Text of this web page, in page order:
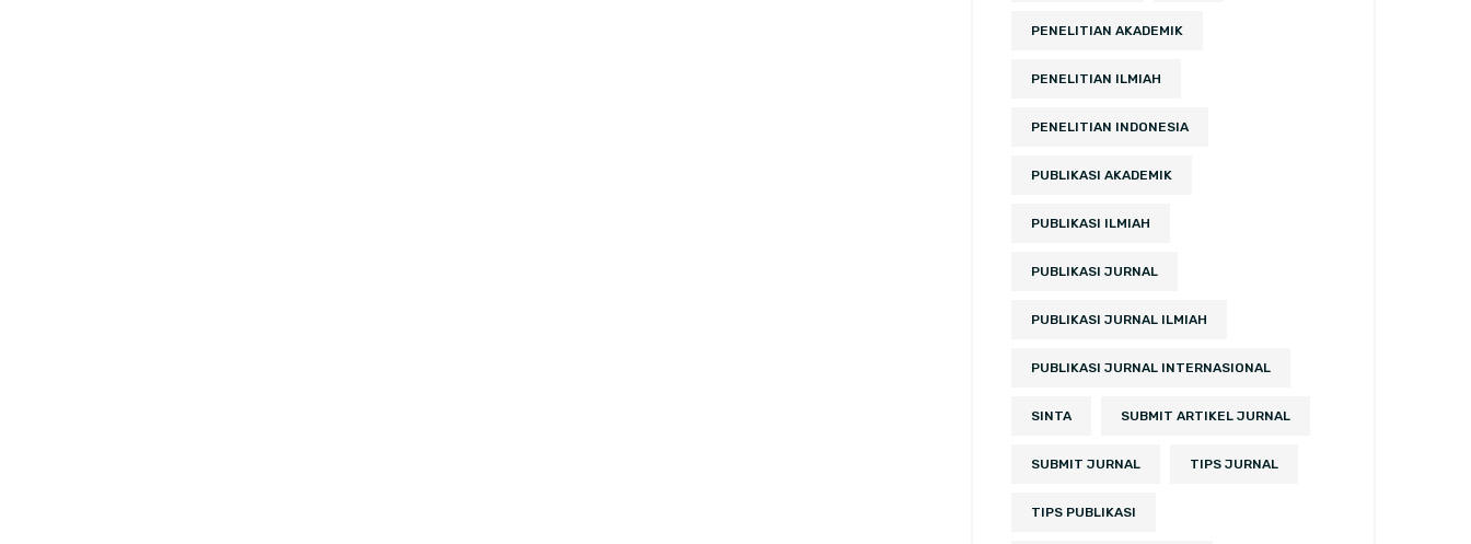
PENELITIAN AKADEMIK
PENELITIAN ILMIAH
PENELITIAN INDONESIA
PUBLIKASI AKADEMIK
PUBLIKASI ILMIAH
PUBLIKASI JURNAL
PUBLIKASI JURNAL ILMIAH
PUBLIKASI JURNAL INTERNASIONAL
SINTA SUBMIT ARTIKEL JURNAL
SUBMIT JURNAL TIPS JURNAL
TIPS PUBLIKASI